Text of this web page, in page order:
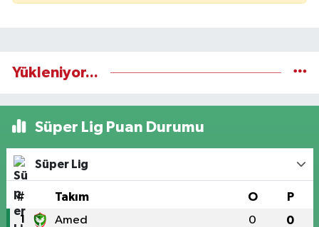
Yükleniyor...
Süper Lig Puan Durumu
Süper Lig
# Takım O P
1 Amed 0 0